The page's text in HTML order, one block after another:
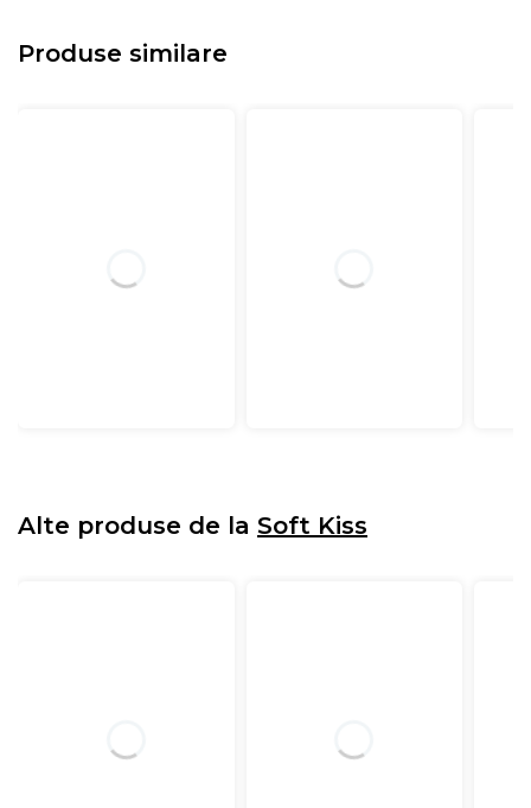
Produse similare
Alte produse de la Soft Kiss